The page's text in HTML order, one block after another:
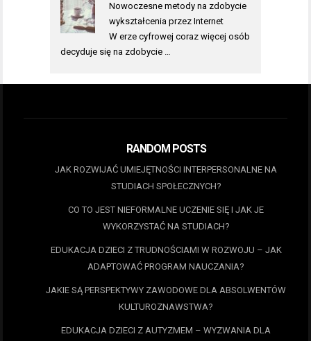
Nowoczesne metody na zdobycie
wykształcenia przez Internet
W erze cyfrowej coraz więcej osób
decyduje się na zdobycie …
RANDOM POSTS
JAK ROZWIJAĆ UMIEJĘTNOŚCI INTERPERSONALNE NA
STUDIACH SPOŁECZNYCH?
CO TO JEST NIEFORMALNE UCZENIE SIĘ I JAK JE
WYKORZYSTAĆ NA STUDIACH?
EDUKACJA DZIECI Z TRUDNOŚCIAMI W ROZWOJU – JAK
ADAPTOWAĆ PROGRAM NAUCZANIA?
JAKIE SĄ PERSPEKTYWY ZAWODOWE DLA ABSOLWENTÓW
KULTUROZNAWSTWA?
EDUKACJA DZIECI Z AUTYZMEM – WYZWANIA DLA